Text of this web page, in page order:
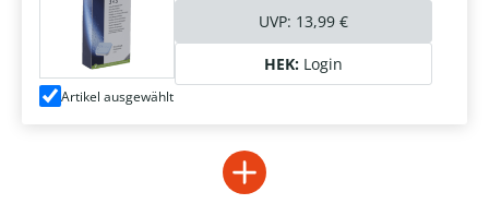
UVP: 13,99 €
HEK: Login
Artikel ausgewählt